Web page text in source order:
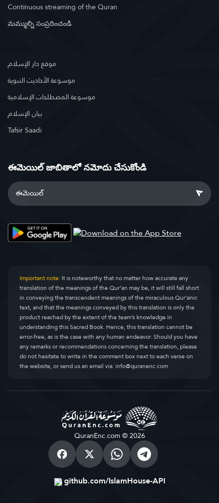
Continuous streaming of the Quran
మమ్ముల్ని సంప్రదించండి
موقع دار الإسلام
موسوعة الأحاديث النبوية
موسوعة المصطلحات الإسلامية
بيان الإسلام
Tafsir Saadi
ఈమెయిల్ జాబితాలో నమోదు చేసుకోండి
Important note:It is noteworthy that no matter how accurate any
translation of the meanings of the Qur’an may be, it will still fall short
in conveying the transcendent meanings of the miraculous Qur’anic
text, and that the meanings conveyed by this translation is only the
product reached by the extent of the team’s knowledge in
understanding this Sacred Book. Hence, this translation cannot be
error-free, as is the case with any human endeavor. Should you have
any remarks or recommendations concerning the translation, please
do not hesitate to write in the comment box next to each verse on
the website, or send us an email via:info@quranenc.com
QuranEnc.com © 2026
github.com/IslamHouse-API